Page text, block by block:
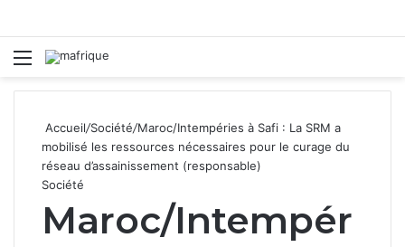
Menu
Accueil/Société/Maroc/Intempéries à Safi : La SRM a
mobilisé les ressources nécessaires pour le curage du
réseau d’assainissement (responsable)
Société
Maroc/Intempér